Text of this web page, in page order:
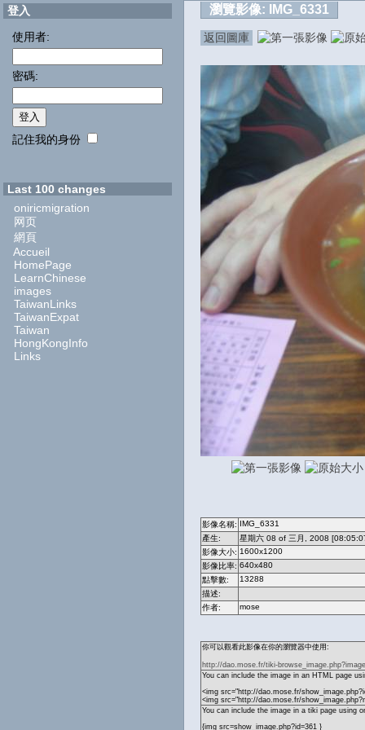
登入
使用者:
密碼:
記住我的身份
Last 100 changes
oniricmigration
网页
網頁
Accueil
HomePage
LearnChinese
images
TaiwanLinks
TaiwanExpat
Taiwan
HongKongInfo
Links
瀏覽影像: IMG_6331
返回圖庫
影像名稱:
IMG_6331
產生:
星期六 08 of 三月, 2008
影像大小: 1600x1200
影像比率: 640x480
點擊數:
13288
描述:
作者:
mose
你可以觀看此影像在你的瀏覽器中使用:
http://dao.mose.fr/tiki-
You can include the image in an HTML page
<img src="http://dao.mose.fr/
<img src="http://dao.mose.fr/
You can include the image in a tiki page using
{img src=show_image.php?id=361 }